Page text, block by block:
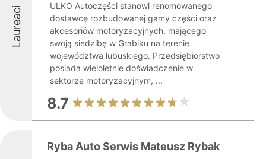
Laureaci
ULKO Autoczęści stanowi renomowanego
dostawcę rozbudowanej gamy części oraz
akcesoriów motoryzacyjnych, mającego
swoją siedzibę w Grabiku na terenie
województwa lubuskiego. Przedsiębiorstwo
posiada wieloletnie doświadczenie w
sektorze motoryzacyjnym, ...
8.7
Ryba Auto Serwis Mateusz Rybak